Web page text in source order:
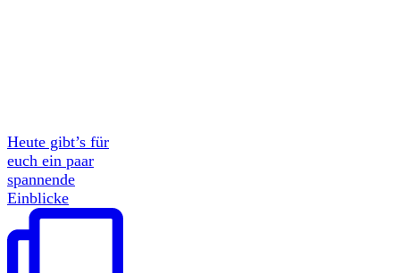
Heute gibt’s für
euch ein paar
spannende
Einblicke